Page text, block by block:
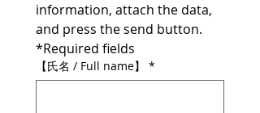
information, attach the data,
*Required fields
【氏名 / Full name】 *